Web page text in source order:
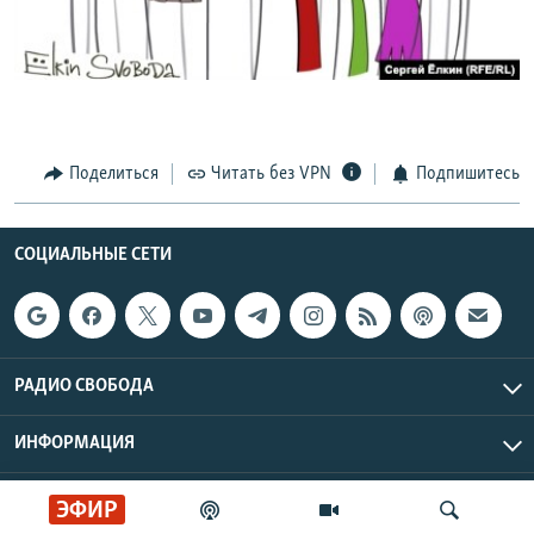
РАСПИСАНИЕ ВЕЩАНИЯ
ПОДПИШИТЕСЬ НА РАССЫЛКУ
Все сайты РСЕ/РС
ЭФИР
Поделиться Читать без VPN Подпишитесь
СОЦИАЛЬНЫЕ СЕТИ
РАДИО СВОБОДА
ИНФОРМАЦИЯ
Радио Свобода © 2026 RFE/RL, Inc. | Все права защищены.